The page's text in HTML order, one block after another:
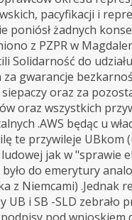
pacyfikacji i
poniósł żadnych
z PZPR w
Solidarność do
za gwarancje
oraz za
oraz wszystkich
.AWS będąc u
te przywileje UBkom
ludowej jak w "sprawie
było do emerytury
z Niemcami) .Jednak
UB i SB -SLD zebrało
pod wnioskiem